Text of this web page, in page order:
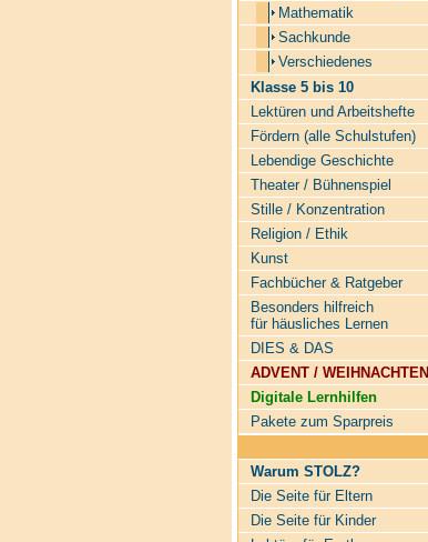
Mathematik
Sachkunde
Verschiedenes
Klasse 5 bis 10
Lektüren und Arbeitshefte
Fördern (alle Schulstufen)
Lebendige Geschichte
Theater / Bühnenspiel
Stille / Konzentration
Religion / Ethik
Kunst
Fachbücher & Ratgeber
Besonders hilfreich
für häusliches Lernen
DIES & DAS
ADVENT / WEIHNACHTEN
Digitale Lernhilfen
Pakete zum Sparpreis
Warum STOLZ?
Die Seite für Eltern
Die Seite für Kinder